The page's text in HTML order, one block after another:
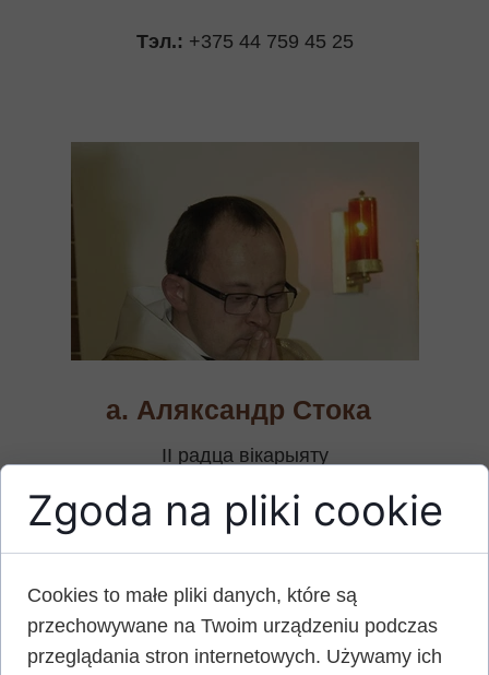
Тэл.: +375 44 759 45 25
а. Аляксандр Стока
ІІ радца вікарыяту
Email:stokusocd@tut.by
Тэл.:+375445896898
Zgoda na pliki cookie
Cookies to małe pliki danych, które są
przechowywane na Twoim urządzeniu podczas
przeglądania stron internetowych. Używamy ich